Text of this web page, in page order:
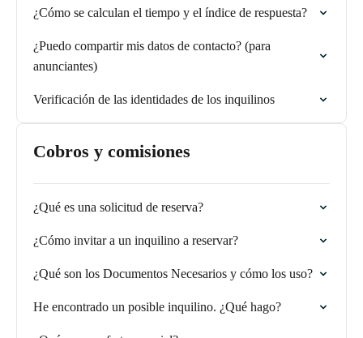
¿Cómo se calculan el tiempo y el índice de respuesta?
¿Puedo compartir mis datos de contacto? (para
anunciantes)
Verificación de las identidades de los inquilinos
Cobros y comisiones
¿Qué es una solicitud de reserva?
¿Cómo invitar a un inquilino a reservar?
¿Qué son los Documentos Necesarios y cómo los uso?
He encontrado un posible inquilino. ¿Qué hago?